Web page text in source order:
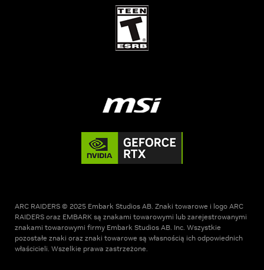
ARC RAIDERS © 2025 Embark Studios AB. Znaki towarowe i logo ARC
RAIDERS oraz EMBARK są znakami towarowymi lub zarejestrowanymi
znakami towarowymi firmy Embark Studios AB. Inc. Wszystkie
pozostałe znaki oraz znaki towarowe są własnością ich odpowiednich
właścicieli. Wszelkie prawa zastrzeżone.